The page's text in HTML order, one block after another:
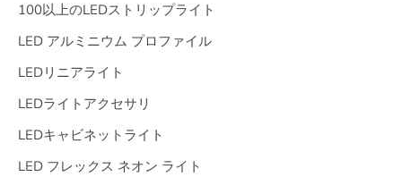
100以上のLEDストリップライト
LED アルミニウム プロファイル
LEDリニアライト
LEDライトアクセサリ
LEDキャビネットライト
LED フレックス ネオン ライト